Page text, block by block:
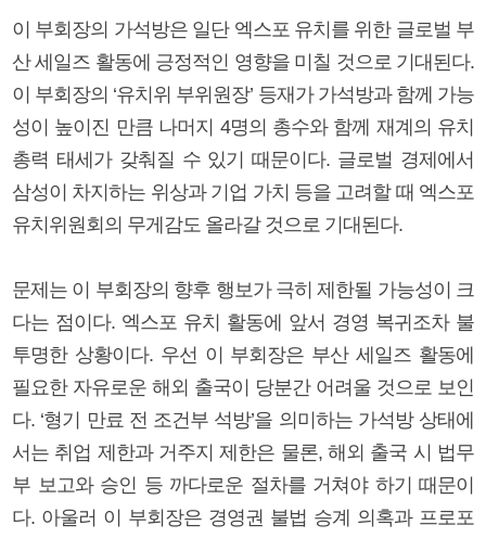
이 부회장의 가석방은 일단 엑스포 유치를 위한 글로벌 부
산 세일즈 활동에 긍정적인 영향을 미칠 것으로 기대된다.
이 부회장의 ‘유치위 부위원장’ 등재가 가석방과 함께 가능
성이 높이진 만큼 나머지 4명의 총수와 함께 재계의 유치
총력 태세가 갖춰질 수 있기 때문이다. 글로벌 경제에서
삼성이 차지하는 위상과 기업 가치 등을 고려할 때 엑스포
유치위원회의 무게감도 올라갈 것으로 기대된다.
문제는 이 부회장의 향후 행보가 극히 제한될 가능성이 크
다는 점이다. 엑스포 유치 활동에 앞서 경영 복귀조차 불
투명한 상황이다. 우선 이 부회장은 부산 세일즈 활동에
필요한 자유로운 해외 출국이 당분간 어려울 것으로 보인
다. ‘형기 만료 전 조건부 석방’을 의미하는 가석방 상태에
서는 취업 제한과 거주지 제한은 물론, 해외 출국 시 법무
부 보고와 승인 등 까다로운 절차를 거쳐야 하기 때문이
다. 아울러 이 부회장은 경영권 불법 승계 의혹과 프로포